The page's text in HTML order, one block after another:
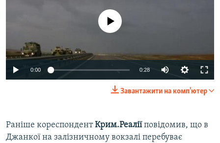
No media source currently available
0:00 0:28
Завантажити на комп'ютер
Раніше кореспондентКрим.Реаліїповідомив, що в
Джанкої на залізничному вокзалі перебуває